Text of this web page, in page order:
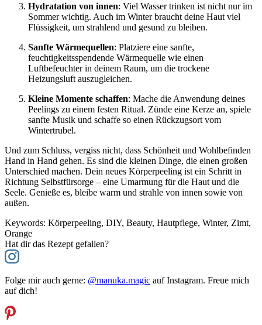
Hydratation von innen: Viel Wasser trinken ist nicht nur im
Sommer wichtig. Auch im Winter braucht deine Haut viel
Flüssigkeit, um strahlend und gesund zu bleiben.
Sanfte Wärmequellen: Platziere eine sanfte,
feuchtigkeitsspendende Wärmequelle wie einen
Luftbefeuchter in deinem Raum, um die trockene
Heizungsluft auszugleichen.
Kleine Momente schaffen: Mache die Anwendung deines
Peelings zu einem festen Ritual. Zünde eine Kerze an, spiele
sanfte Musik und schaffe so einen Rückzugsort vom
Wintertrubel.
Und zum Schluss, vergiss nicht, dass Schönheit und Wohlbefinden
Hand in Hand gehen. Es sind die kleinen Dinge, die einen großen
Unterschied machen. Dein neues Körperpeeling ist ein Schritt in
Richtung Selbstfürsorge – eine Umarmung für die Haut und die
Seele. Genieße es, bleibe warm und strahle von innen sowie von
außen.
Keywords: Körperpeeling, DIY, Beauty, Hautpflege, Winter, Zimt,
Orange
Hat dir das Rezept gefallen?
Folge mir auch gerne: @manuka.magic auf Instagram. Freue mich
auf dich!